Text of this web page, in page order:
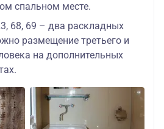
спальном месте.
68, 69 – два раскладных
размещение третьего и
на дополнительных